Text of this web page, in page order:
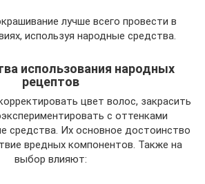
лучше всего провести в
используя народные средства.
использования народных
рецептов
цвет волос, закрасить
с оттенками
средства. Их основное достоинство
вредных компонентов. Также на
выбор влияют: